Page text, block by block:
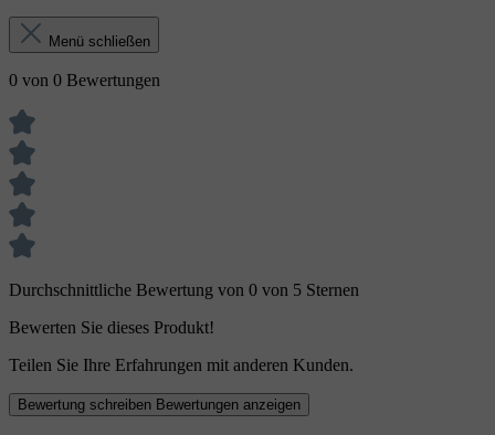
Menü schließen
0 von 0 Bewertungen
Durchschnittliche Bewertung von 0 von 5 Sternen
Bewerten Sie dieses Produkt!
Teilen Sie Ihre Erfahrungen mit anderen Kunden.
Bewertung schreiben Bewertungen anzeigen